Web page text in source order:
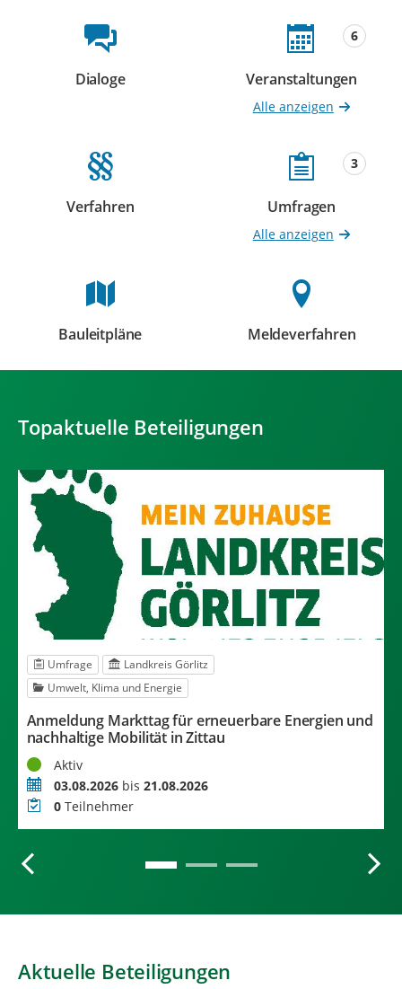
Beteiligungsformate
Dialoge Veranstaltungen
6
Beteiligungen
Alle anzeigen
Verfahren Umfragen
3
Beteiligungen
Alle anzeigen
Bauleitpläne Meldeverfahren
Topaktuelle Beteiligungen
Umfrage
Landkreis Görlitz
Umwelt, Klima und Energie
Anmeldung Markttag für erneuerbare Energien und
nachhaltige Mobilität in Zittau
StatusAktiv
Zeitraum03.08.2026bis 21.08.2026
Teilnehmer
0Teilnehmer
Aktuelle Beteiligungen